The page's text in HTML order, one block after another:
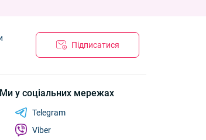
Підписатися
Ми у соціальних мережах
Telegram
Viber